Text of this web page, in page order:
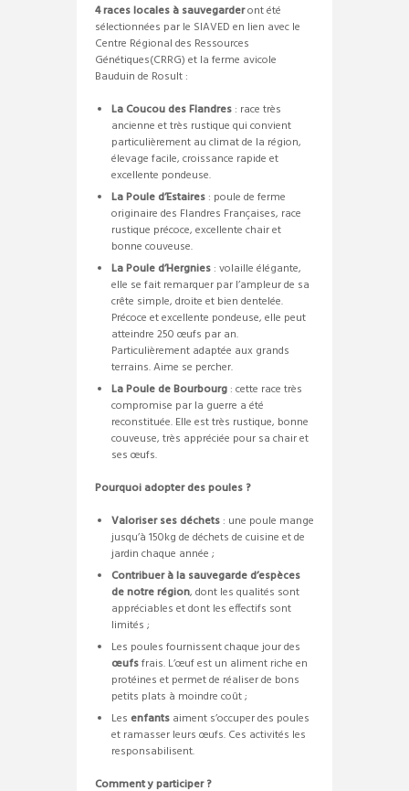
4 races locales à sauvegarderont été
sélectionnées par le SIAVED en lien avec le
Centre Régional des Ressources
Génétiques(CRRG) et la ferme avicole
Bauduin de Rosult :
La Coucou des Flandres : race très
ancienne et très rustique qui convient
particulièrement au climat de la région,
élevage facile, croissance rapide et
excellente pondeuse.
La Poule d’Estaires : poule de ferme
originaire des Flandres Françaises, race
rustique précoce, excellente chair et
bonne couveuse.
La Poule d’Hergnies : volaille élégante,
elle se fait remarquer par l’ampleur de sa
crête simple, droite et bien dentelée.
Précoce et excellente pondeuse, elle peut
atteindre 250 œufs par an.
Particulièrement adaptée aux grands
terrains. Aime se percher.
La Poule de Bourbourg : cette race très
compromise par la guerre a été
reconstituée. Elle est très rustique, bonne
couveuse, très appréciée pour sa chair et
ses œufs.
Pourquoi adopter des poules ?
Valoriser ses déchets : une poule mange
jusqu’à 150kg de déchets de cuisine et de
jardin chaque année ;
Contribuer à la sauvegarde d’espèces
de notre région, dont les qualités sont
appréciables et dont les effectifs sont
limités ;
Les poules fournissent chaque jour des
œufsfrais. L’œuf est un aliment riche en
protéines et permet de réaliser de bons
petits plats à moindre coût ;
Les enfants aiment s’occuper des poules
et ramasser leurs œufs. Ces activités les
responsabilisent.
Comment y participer ?